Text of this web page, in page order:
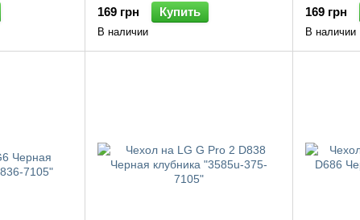
169 грн
Купить
В наличии
169 грн
В наличии